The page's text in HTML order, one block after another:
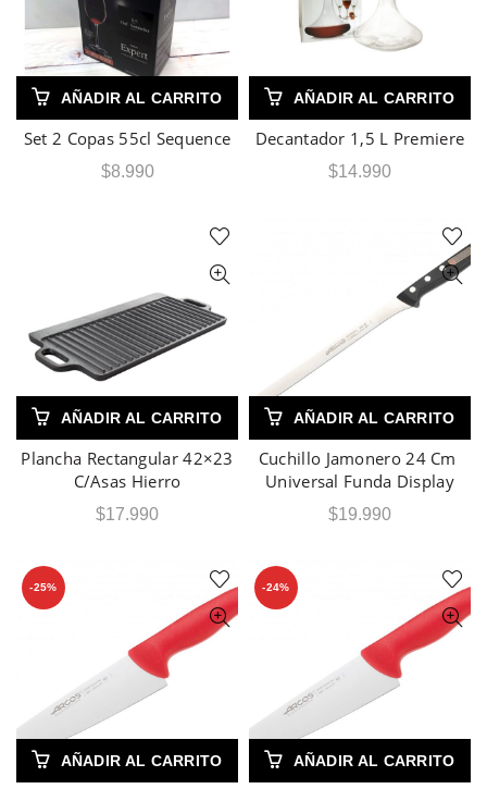
AÑADIR AL CARRITO
Set 2 Copas 55cl Sequence
$8.990
AÑADIR AL CARRITO
Decantador 1,5 L Premiere
$14.990
AÑADIR AL CARRITO
Plancha Rectangular 42×23
C/Asas Hierro
$17.990
AÑADIR AL CARRITO
Cuchillo Jamonero 24 Cm
Universal Funda Display
$19.990
-25%
AÑADIR AL CARRITO
-24%
AÑADIR AL CARRITO